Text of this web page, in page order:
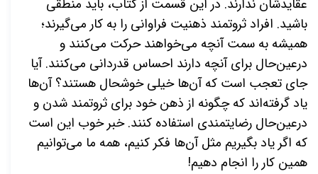
عقایدشان ندارند. در این قسمت از کتاب، باید منطقی
باشید. افراد ثروتمند ذهنیت فراوانی را به کار می‌گیرند؛
همیشه به سمت آنچه می‌خواهند حرکت می‌کنند و
درعین‌حال برای آنچه دارند احساس قدردانی می‌کنند. آیا
جای تعجب است که آن‌ها خیلی خوشحال هستند؟ آن‌ها
یاد گرفته‌اند که چگونه از ذهن خود برای ثروتمند شدن و
درعین‌حال رضایتمندی استفاده کنند. خبر خوب این است
که اگر یاد بگیریم مثل آن‌ها فکر کنیم، همه ما می‌توانیم
همین کار را انجام دهیم!